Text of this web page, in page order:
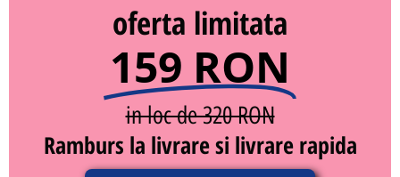
oferta limitata
159 RON
in loc de 320 RON
Ramburs la livrare si livrare rapida